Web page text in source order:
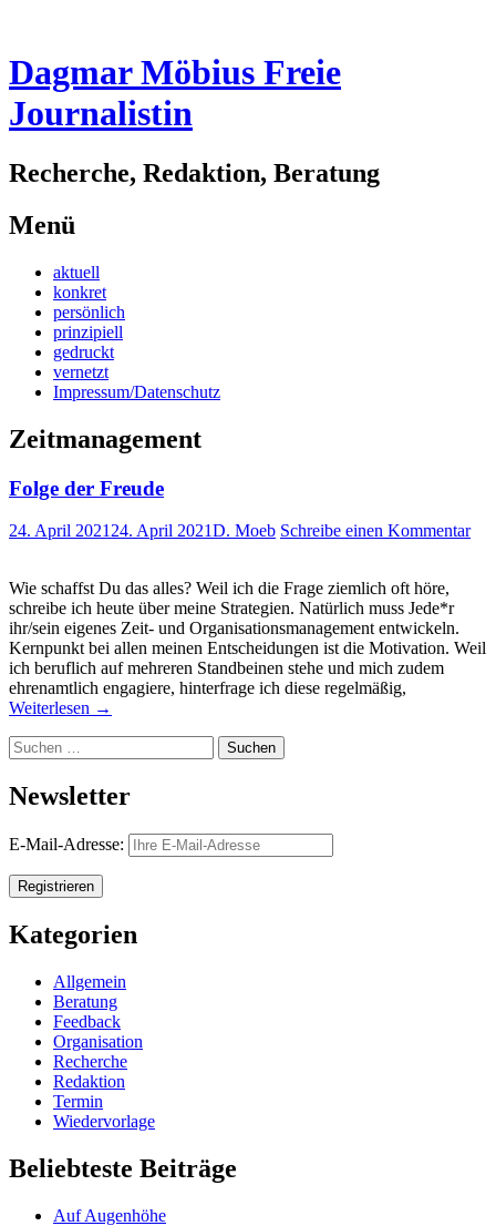
Dagmar Möbius Freie
Journalistin
Recherche, Redaktion, Beratung
Menü
Zum
Inhalt
springen
aktuell
konkret
persönlich
prinzipiell
gedruckt
vernetzt
Impressum/Datenschutz
Zeitmanagement
Folge der Freude
24. April 2021 24. April 2021D. Moeb Schreibe einen Kommentar
Wie schaffst Du das alles? Weil ich die Frage ziemlich oft höre,
schreibe ich heute über meine Strategien. Natürlich muss Jede*r
ihr/sein eigenes Zeit- und Organisationsmanagement entwickeln.
Kernpunkt bei allen meinen Entscheidungen ist die Motivation. Weil
ich beruflich auf mehreren Standbeinen stehe und mich zudem
ehrenamtlich engagiere, hinterfrage ich diese regelmäßig,
Weiterlesen →
Suchen
nach:
Newsletter
E-Mail-Adresse:
Kategorien
Allgemein
Beratung
Feedback
Organisation
Recherche
Redaktion
Termin
Wiedervorlage
Beliebteste Beiträge
Auf Augenhöhe